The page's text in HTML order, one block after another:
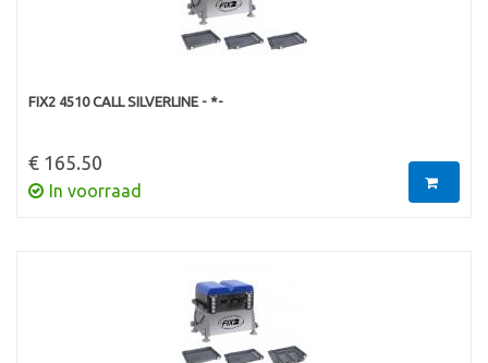
FIX2 4510 CALL SILVERLINE - *-
€ 165.50
In voorraad